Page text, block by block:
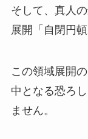
そして、真人
展開「自閉円頓
この領域展開
中となる恐ろ
ません。